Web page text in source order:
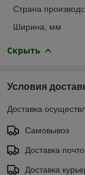
Страна
Ширина, мм
Скрыть
Условия
Доставка
Самовывоз
Доставка
Доставка